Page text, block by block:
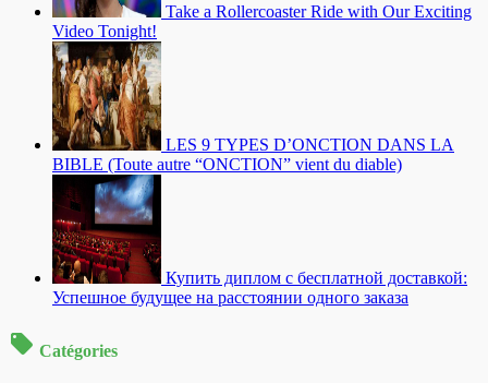
Take a Rollercoaster Ride with Our Exciting
Video Tonight!
LES 9 TYPES D’ONCTION DANS LA
BIBLE (Toute autre “ONCTION” vient du diable)
Купить диплом с бесплатной доставкой:
Успешное будущее на расстоянии одного заказа
Catégories